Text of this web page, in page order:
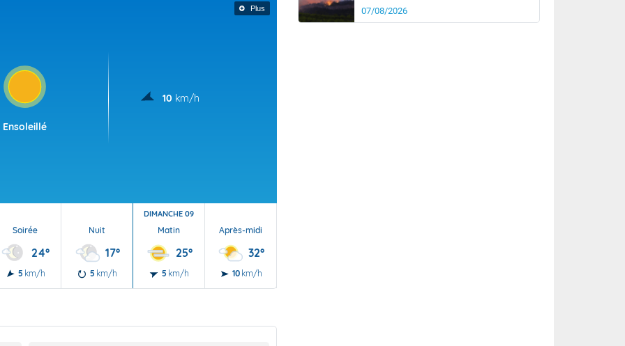
Plus
Ensoleillé
10 km/h
Soirée
24°
5 km/h
Nuit
17°
5 km/h
DIMANCHE 09
Matin
25°
5 km/h
Après-midi
32°
10 km/h
07/08/2026